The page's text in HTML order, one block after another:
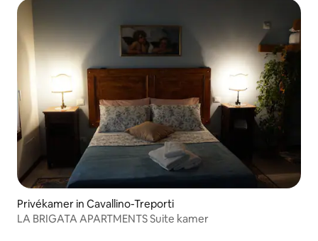
Privékamer in Cavallino-Treporti
LA BRIGATA APARTMENTS Suite kamer